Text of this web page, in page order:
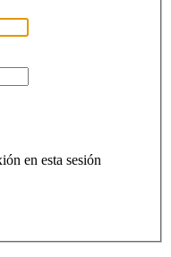
en esta sesión